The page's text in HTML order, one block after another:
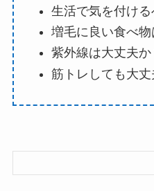
生活で気を付け
増毛に良い食べ物
紫外線は大丈夫か
筋トレしても大丈